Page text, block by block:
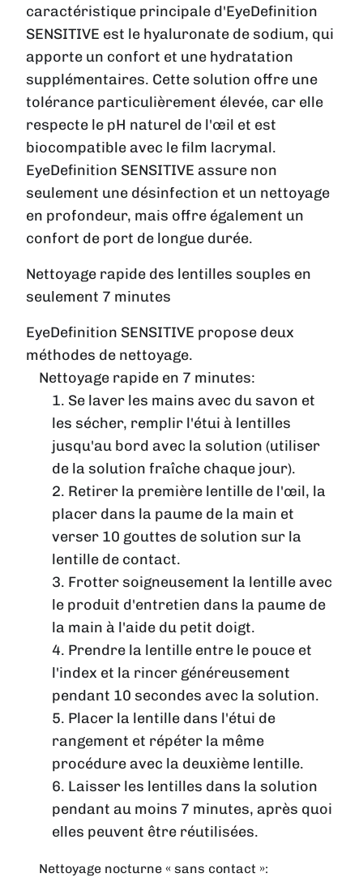
caractéristique principale d'EyeDefinition
SENSITIVE est le hyaluronate de sodium, qui
apporte un confort et une hydratation
supplémentaires. Cette solution offre une
tolérance particulièrement élevée, car elle
respecte le pH naturel de l'œil et est
biocompatible avec le film lacrymal.
EyeDefinition SENSITIVE assure non
seulement une désinfection et un nettoyage
en profondeur, mais offre également un
confort de port de longue durée.
Nettoyage rapide des lentilles souples en
seulement 7 minutes
EyeDefinition SENSITIVE propose deux
méthodes de nettoyage.
Nettoyage rapide en 7 minutes:
1. Se laver les mains avec du savon et
les sécher, remplir l'étui à lentilles
jusqu'au bord avec la solution (utiliser
de la solution fraîche chaque jour).
2. Retirer la première lentille de l'œil, la
placer dans la paume de la main et
verser 10 gouttes de solution sur la
lentille de contact.
3. Frotter soigneusement la lentille avec
le produit d'entretien dans la paume de
la main à l'aide du petit doigt.
4. Prendre la lentille entre le pouce et
l'index et la rincer généreusement
pendant 10 secondes avec la solution.
5. Placer la lentille dans l'étui de
rangement et répéter la même
procédure avec la deuxième lentille.
6. Laisser les lentilles dans la solution
pendant au moins 7 minutes, après quoi
elles peuvent être réutilisées.
Nettoyage nocturne « sans contact »: